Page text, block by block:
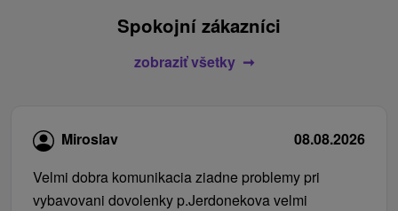
Spokojní zákazníci
zobraziť všetky
Miroslav
08.08.2026
Velmi dobra komunikacia ziadne problemy pri
vybavovani dovolenky p.Jerdonekova velmi